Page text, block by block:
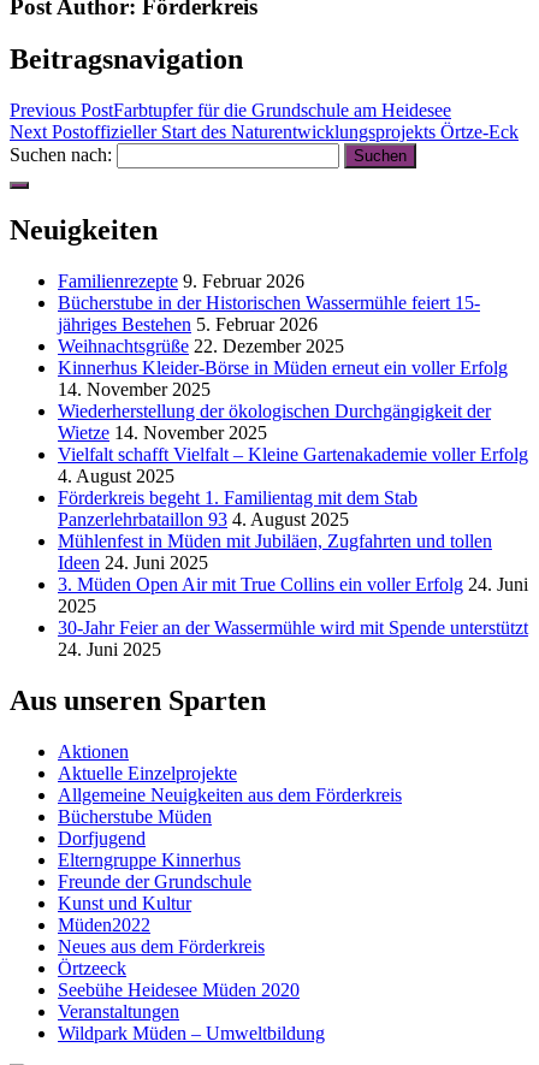
Post Author: Förderkreis
Beitragsnavigation
Previous PostFarbtupfer für die Grundschule am Heidesee
Next Postoffizieller Start des Naturentwicklungsprojekts Örtze-Eck
Suchen nach:
Neuigkeiten
Familienrezepte 9. Februar 2026
Bücherstube in der Historischen Wassermühle feiert 15-
jähriges Bestehen 5. Februar 2026
Weihnachtsgrüße 22. Dezember 2025
Kinnerhus Kleider-Börse in Müden erneut ein voller Erfolg
14. November 2025
Wiederherstellung der ökologischen Durchgängigkeit der
Wietze 14. November 2025
Vielfalt schafft Vielfalt – Kleine Gartenakademie voller Erfolg
4. August 2025
Förderkreis begeht 1. Familientag mit dem Stab
Panzerlehrbataillon 93 4. August 2025
Mühlenfest in Müden mit Jubiläen, Zugfahrten und tollen
Ideen 24. Juni 2025
3. Müden Open Air mit True Collins ein voller Erfolg 24. Juni
2025
30-Jahr Feier an der Wassermühle wird mit Spende unterstützt
24. Juni 2025
Aus unseren Sparten
Aktionen
Aktuelle Einzelprojekte
Allgemeine Neuigkeiten aus dem Förderkreis
Bücherstube Müden
Dorfjugend
Elterngruppe Kinnerhus
Freunde der Grundschule
Kunst und Kultur
Müden2022
Neues aus dem Förderkreis
Örtzeeck
Seebühe Heidesee Müden 2020
Veranstaltungen
Wildpark Müden – Umweltbildung